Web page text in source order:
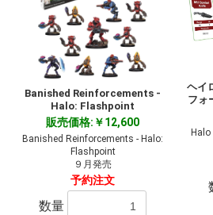
Banished Reinforcements -
Halo: Flashpoint
販売価格:￥12,600
Banished Reinforcements - Halo:
Flashpoint
９月発売
予約注文
数量
ヘイ
フォ